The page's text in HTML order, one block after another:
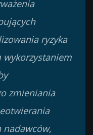
ryzyka
wykorzystaniem
zmieniania
nadawców,